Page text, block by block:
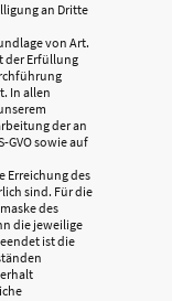
an Dritte
von Art.
der Erfüllung
In allen
der an
GVO sowie auf
Erreichung des
sind. Für die
des
die jeweilige
ist die